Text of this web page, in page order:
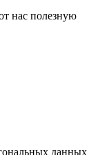
нас полезную
данных